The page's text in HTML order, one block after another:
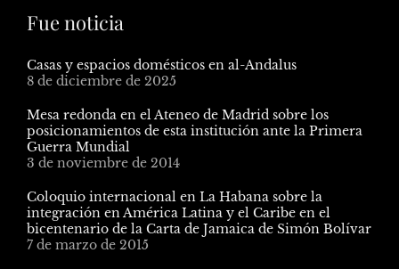
Fue noticia
Casas y espacios domésticos en al-Andalus
8 de diciembre de 2025
Mesa redonda en el Ateneo de Madrid sobre los
posicionamientos de esta institución ante la Primera
Guerra Mundial
3 de noviembre de 2014
Coloquio internacional en La Habana sobre la
integración en América Latina y el Caribe en el
bicentenario de la Carta de Jamaica de Simón Bolívar
7 de marzo de 2015